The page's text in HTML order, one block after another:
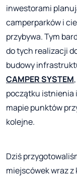
inwestorami
camperparków i
przybywa. Tym
do tych realizacji
budowy
CAMPER SYSTEM
początku istnienia
mapie punktów
kolejne.
Dziś
miejscówek wraz